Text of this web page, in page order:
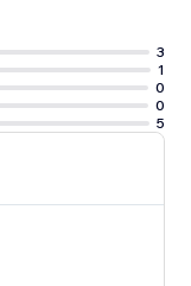
3
1
0
0
5